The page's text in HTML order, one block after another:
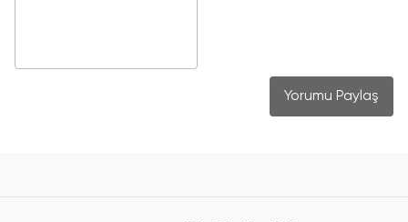
Yorumu Paylaş